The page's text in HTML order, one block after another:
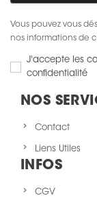
Vous pouvez vous
nos informations de
J'accepte les
confidentialité
NOS
Contact
Liens Utiles
INFOS
CGV